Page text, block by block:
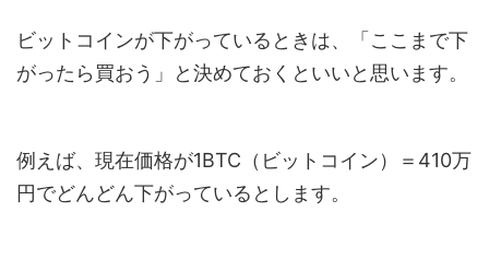
ビットコインが下がっているときは、「ここまで下
がったら買おう」と決めておくといいと思います。
例えば、現在価格が1BTC（ビットコイン）＝410万
円でどんどん下がっているとします。